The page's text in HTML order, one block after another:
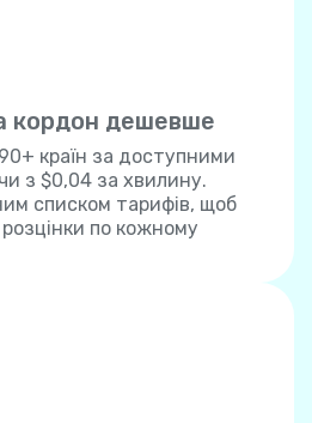
кордон дешевше
країн за доступними
з $0,04 за хвилину.
списком тарифів, щоб
по кожному